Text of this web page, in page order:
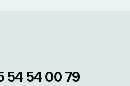
54 54 00 79